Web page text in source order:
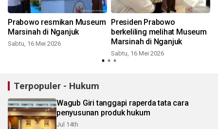
Prabowo resmikan Museum
Marsinah di Nganjuk
Sabtu, 16 Mei 2026
Presiden Prabowo
berkeliling melihat Museum
Marsinah di Nganjuk
Sabtu, 16 Mei 2026
Terpopuler - Hukum
Wagub Giri tanggapi raperda tata cara
penyusunan produk hukum
Jul 14th